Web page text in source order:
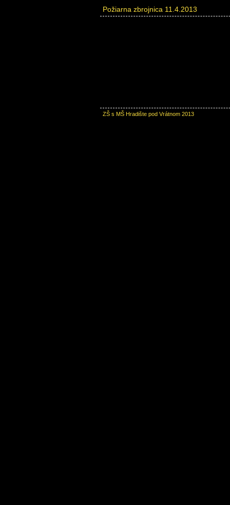
Požiarna zbrojnica 11.4.2013
ZŠ s MŠ Hradište pod Vrátnom 2013